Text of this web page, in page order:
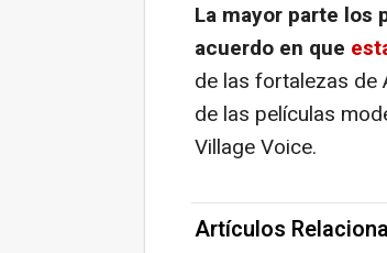
La mayor parte los
acuerdo en que
de las fortalezas de
de las películas
Village Voice.
Artículos